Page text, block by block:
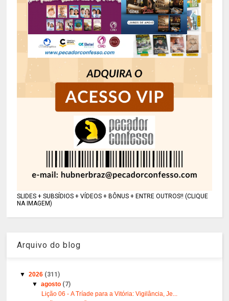
SLIDES + SUBSÍDIOS + VÍDEOS + BÔNUS + ENTRE OUTROS!! (CLIQUE
NA IMAGEM)
Arquivo do blog
▼2026 (311)
▼agosto (7)
Lição 06 - A Tríade para a Vitória: Vigilância, Je...